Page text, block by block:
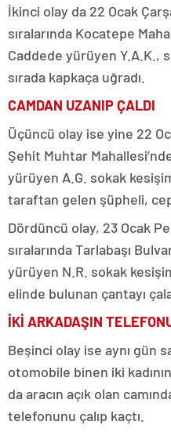
İkinci olay da 22 Ocak
sıralarında Kocatepe
Caddede yürüyen Y.A.K.,
sırada kapkaça uğradı.
CAMDAN UZANIP ÇALDI
Üçüncü olay ise yine 22
Şehit Muhtar
yürüyen A.G. sokak
taraftan gelen şüpheli,
Dördüncü olay, 23 Ocak
sıralarında Tarlabaşı
yürüyen N.R. sokak
elinde bulunan çantayı
İKİ ARKADAŞIN
Beşinci olay ise aynı gün
otomobile binen iki
da aracın açık olan
telefonunu çalıp kaçtı.